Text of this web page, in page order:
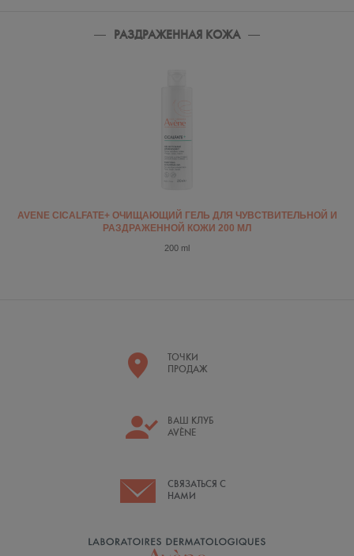
РАЗДРАЖЕННАЯ КОЖА
AVENE CICALFATE+ ОЧИЩАЮЩИЙ ГЕЛЬ ДЛЯ ЧУВСТВИТЕЛЬНОЙ И
РАЗДРАЖЕННОЙ КОЖИ 200 МЛ
200 ml
ТОЧКИ
ПРОДАЖ
ВАШ КЛУБ
AVÈNE
СВЯЗАТЬСЯ С
НАМИ